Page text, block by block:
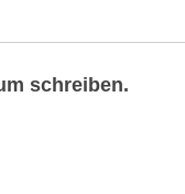
schreiben.